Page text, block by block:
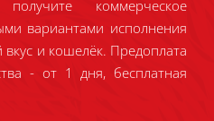
коммерческое
вариантами исполнения
и кошелёк. Предоплата
- от 1 дня, бесплатная